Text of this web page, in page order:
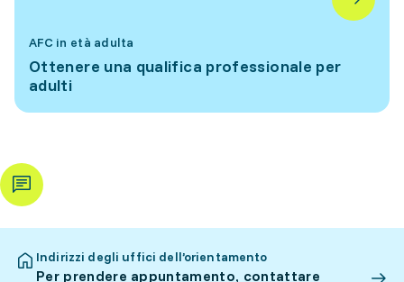
AFC in età adulta
Ottenere una qualifica professionale per
adulti
Indirizzi degli uffici dell’orientamento
Per prendere appuntamento, contattare